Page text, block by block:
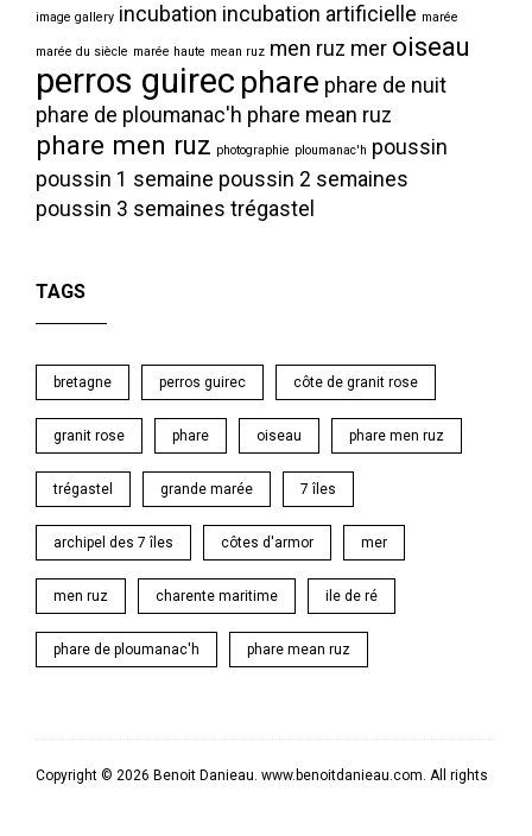
image gallery incubation incubation artificielle marée
marée du siècle marée haute mean ruz men ruz mer oiseau
perros guirec phare phare de nuit
phare de ploumanac'h phare mean ruz
phare men ruz photographie ploumanac'h poussin
poussin 1 semaine poussin 2 semaines
poussin 3 semaines trégastel
TAGS
bretagne perros guirec côte de granit rose
granit rose phare oiseau phare men ruz
trégastel grande marée 7 îles
archipel des 7 îles côtes d'armor mer
men ruz charente maritime ile de ré
phare de ploumanac'h phare mean ruz
Copyright © 2026 Benoit Danieau. www.benoitdanieau.com. All rights